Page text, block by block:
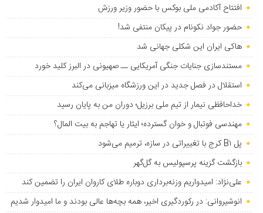
افتتاح آکادمی ملی بوکس با حضور وزیر ورزش
حضور جواد نکونام در پیکان منتفی شد!
هاکی ایران این شکلی جهانی شد
مستندسازی جنایات جنگی آمریکایی ــ صهیونی در البرز کلید خورد
استقلال در فصل جدید در این ورزشگاه میزبانی می‌کند
خداحافظی نیمار از تیم ملی برزیل؛ دوران من به پایان رسید
مهندسی فوتبال و خوان گسترده؛ ایثار یا تهاجم به بیت المال؟
پل B۱ کرج با تغییراتی در سازه، ترمیم می‌شود
بازگشت گزینه پرسپولیس به ‌گل‌گهر
علی‌نژاد: امیدواریم وزنه‌برداری دوباره طلای کاروان ایران را تضمین کند
انوشیروانی: در رکوردگیری اخیر، همه بچه‌ها عالی بودند و ما امیدوار شدیم